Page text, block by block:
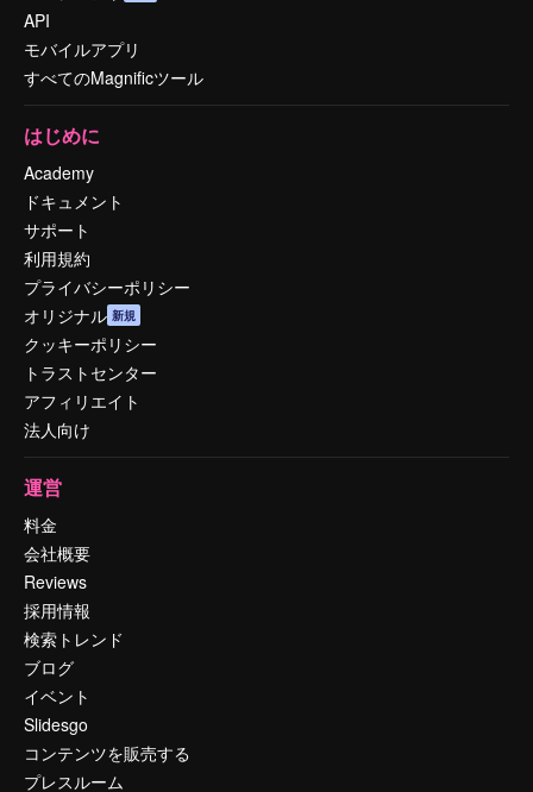
API
モバイルアプリ
すべてのMagnificツール
はじめに
Academy
ドキュメント
サポート
利用規約
プライバシーポリシー
オリジナル 新規
クッキーポリシー
トラストセンター
アフィリエイト
法人向け
運営
料金
会社概要
Reviews
採用情報
検索トレンド
ブログ
イベント
Slidesgo
コンテンツを販売する
プレスルーム